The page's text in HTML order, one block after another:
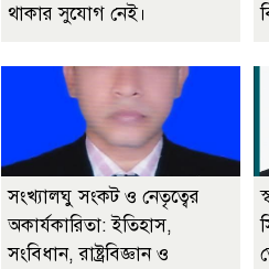
থাকার সুযোগ নেই।
সংখ্যালঘু সংকট ও নেতৃত্বের
অকার্যকারিতা: ইতিহাস,
সংবিধান, রাষ্ট্রবিজ্ঞান ও